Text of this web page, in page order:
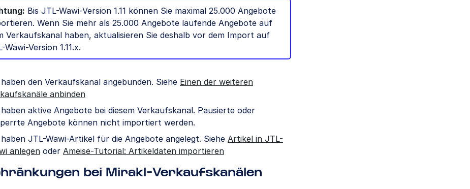
Bis JTL-Wawi-Version 1.11 können Sie maximal 25.000 Angebote
Wenn Sie mehr als 25.000 Angebote laufende Angebote auf
Verkaufskanal haben, aktualisieren Sie deshalb vor dem Import auf
Wawi-Version 1.11.x.
haben den Verkaufskanal angebunden. Siehe Einen der weiteren
anbinden
haben aktive Angebote bei diesem Verkaufskanal. Pausierte oder
Angebote können nicht importiert werden.
haben JTL-Wawi-Artikel für die Angebote angelegt. Siehe Artikel in JTL-
anlegen oder Ameise-Tutorial: Artikeldaten importieren
bei Mirakl-Verkaufskanälen